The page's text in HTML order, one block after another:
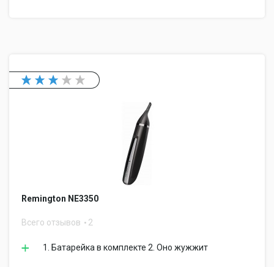
Remington NE3350
Всего отзывов 2
1. Батарейка в комплекте 2. Оно жужжит